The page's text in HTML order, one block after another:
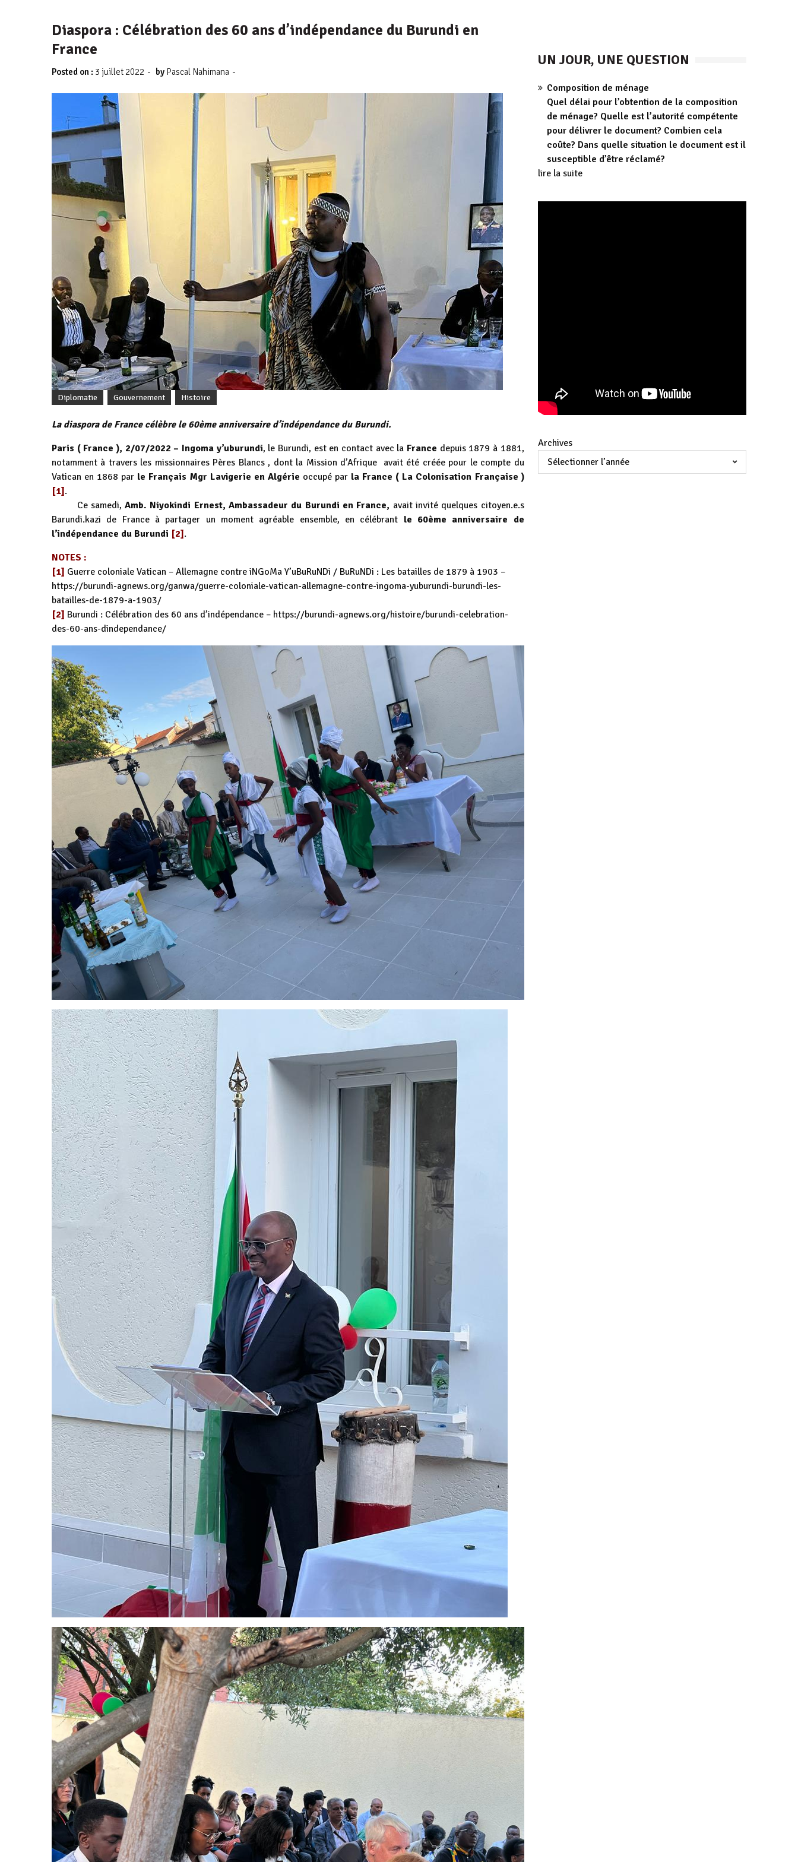
Diaspora : Célébration des 60 ans d’indépendance du Burundi en
France
Posted on : 3 juillet 2022 - by Pascal Nahimana -
Diplomatie Gouvernement Histoire
La diaspora de France célèbre le 60ème anniversaire d’indépendance du Burundi.
Paris ( France ), 2/07/2022 – Ingoma y’uburundi, le Burundi, est en contact avec la France depuis 1879 à 1881,
notamment à travers les missionnaires Pères Blancs , dont la Mission d’Afrique avait été créée pour le compte du
Vatican en 1868 par le Français Mgr Lavigerie en Algérie occupé par la France ( La Colonisation Française )
[1].
Ce samedi,Amb. Niyokindi Ernest, Ambassadeur du Burundi en France, avait invité quelques citoyen.e.s
Barundi.kazi de France à partager un moment agréable ensemble, en célébrant le 60ème anniversaire de
l’indépendance du Burundi [2].
NOTES :
[1] Guerre coloniale Vatican – Allemagne contre iNGoMa Y’uBuRuNDi / BuRuNDi : Les batailles de 1879 à 1903 –
https://burundi-agnews.org/ganwa/guerre-coloniale-vatican-allemagne-contre-ingoma-yuburundi-burundi-les-
batailles-de-1879-a-1903/
[2] Burundi : Célébration des 60 ans d’indépendance – https://burundi-agnews.org/histoire/burundi-celebration-
des-60-ans-dindependance/
UN JOUR, UNE QUESTION
Composition de ménage
Quel délai pour l’obtention de la composition
de ménage? Quelle est l’autorité compétente
pour délivrer le document? Combien cela
coûte? Dans quelle situation le document est il
susceptible d’être réclamé?
lire la suite
Archives